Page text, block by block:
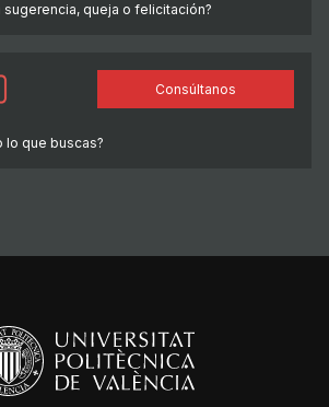
sugerencia, queja o felicitación?
lo que buscas?
Consúltanos